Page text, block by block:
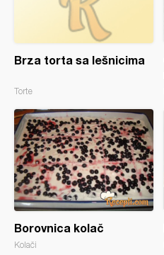
Brza torta sa lešnicima
Torte
Borovnica kolač
Kolači